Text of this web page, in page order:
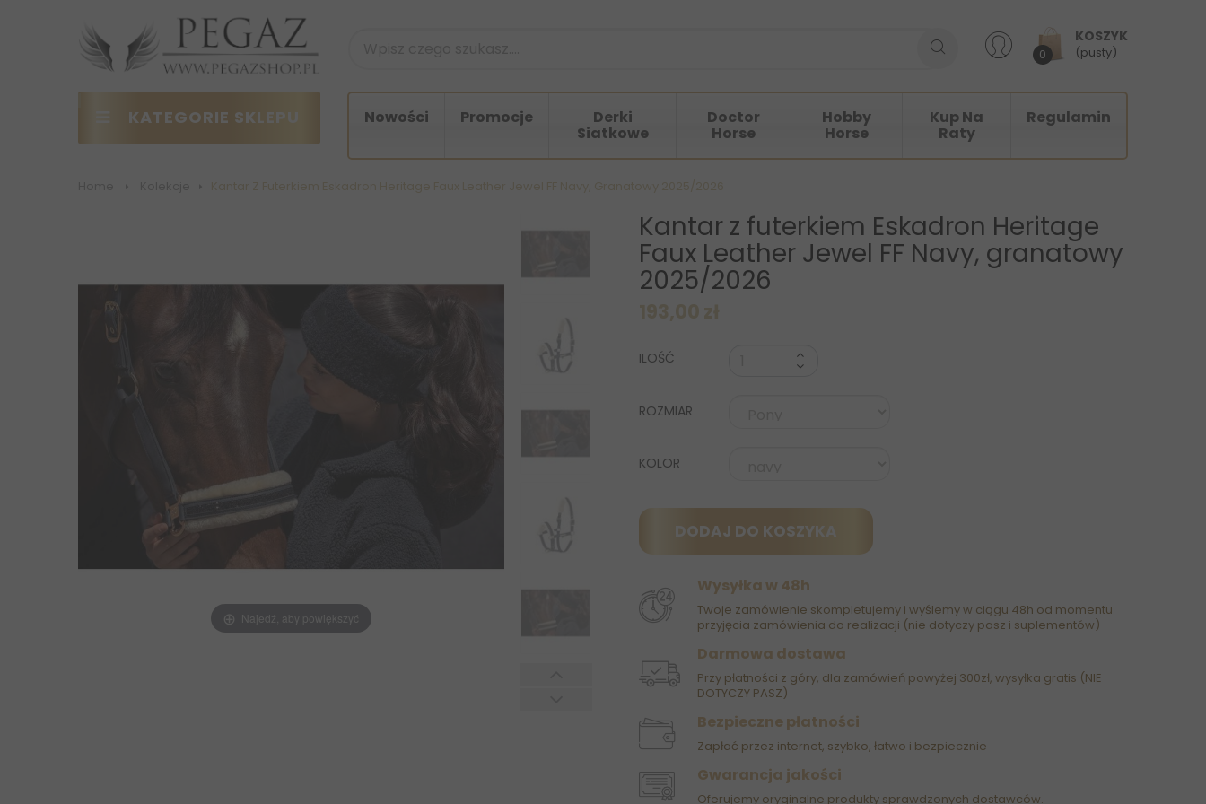
KOSZYK
0 (pusty)
KATEGORIE SKLEPU Nowości Promocje Derki
Siatkowe
Doctor
Horse
Hobby
Horse
Kup Na
Raty
Regulamin
Najedź, aby powiększyć
Kantar z futerkiem Eskadron Heritage
Faux Leather Jewel FF Navy, granatowy
2025/2026
ILOŚĆ
ROZMIAR
KOLOR
DODAJ DO KOSZYKA
Wysyłka w 48h
Twoje zamówienie skompletujemy i wyślemy w ciągu 48h od momentu
przyjęcia zamówienia do realizacji (nie dotyczy pasz i suplementów)
Darmowa dostawa
Przy płatności z góry, dla zamówień powyżej 300zł, wysyłka gratis (NIE
DOTYCZY PASZ)
Bezpieczne płatności
Zapłać przez internet, szybko, łatwo i bezpiecznie
Gwarancja jakości
Oferujemy oryginalne produkty sprawdzonych dostawców.